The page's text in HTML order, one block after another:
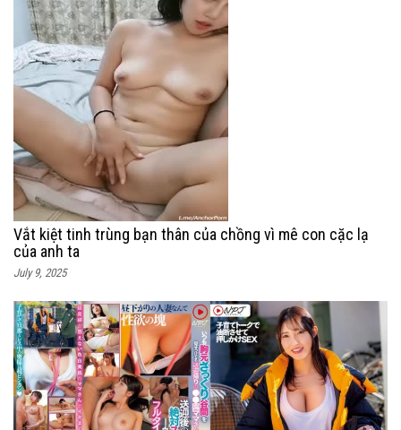
Vắt kiệt tinh trùng bạn thân của chồng vì mê con cặc lạ
của anh ta
July 9, 2025